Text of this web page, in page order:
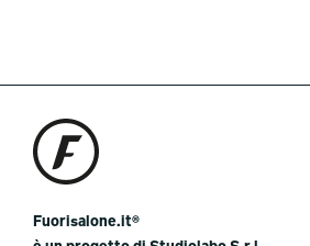
Fuorisalone.it®